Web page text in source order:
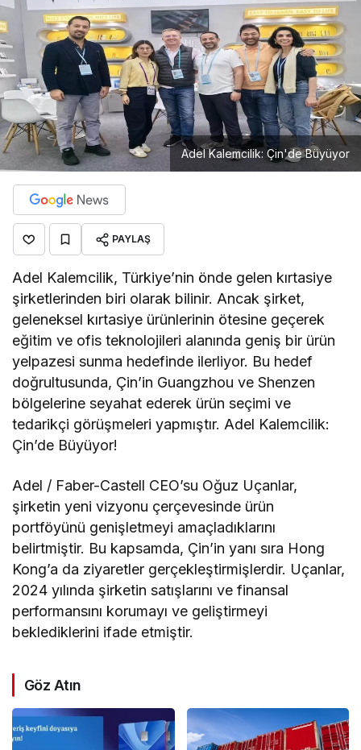
Adel Kalemcilik: Çin'de Büyüyor
PAYLAŞ
Adel Kalemcilik, Türkiye’nin önde gelen kırtasiye
şirketlerinden biri olarak bilinir. Ancak şirket,
geleneksel kırtasiye ürünlerinin ötesine geçerek
eğitim ve ofis teknolojileri alanında geniş bir ürün
yelpazesi sunma hedefinde ilerliyor. Bu hedef
doğrultusunda, Çin’in Guangzhou ve Shenzen
bölgelerine seyahat ederek ürün seçimi ve
tedarikçi görüşmeleri yapmıştır. Adel Kalemcilik:
Çin’de Büyüyor!
Adel / Faber-Castell CEO’su Oğuz Uçanlar,
şirketin yeni vizyonu çerçevesinde ürün
portföyünü genişletmeyi amaçladıklarını
belirtmiştir. Bu kapsamda, Çin’in yanı sıra Hong
Kong’a da ziyaretler gerçekleştirmişlerdir. Uçanlar,
2024 yılında şirketin satışlarını ve finansal
performansını korumayı ve geliştirmeyi
beklediklerini ifade etmiştir.
Göz Atın